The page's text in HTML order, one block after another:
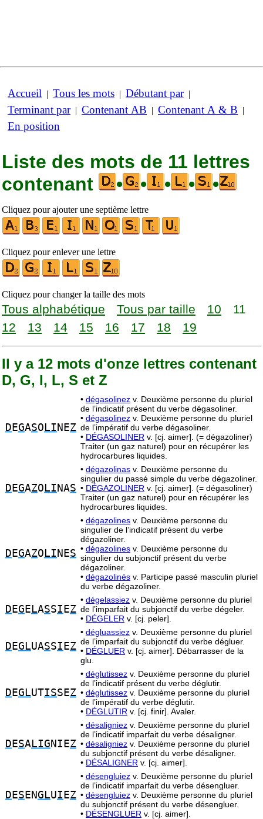
Accueil | Tous les mots | Débutant par|
Terminant par| Contenant AB | Contenant A & B |
En position
Liste des mots de 11 lettres
contenant
• • • • •
Cliquez pour ajouter une septième lettre
Cliquez pour enlever une lettre
Cliquez pour changer la taille des mots
Tous alphabétique Tous par taille 10
11
12
13 14 15 16 17 18 19
Il y a 12 mots d'onze lettres contenant
D, G, I, L, S et Z
D EGASO LI NEZ
• dégasolinez v. Deuxième personne du pluriel
de l’indicatif présent du verbe dégasoliner.
• dégasolinez v. Deuxième personne du pluriel
de l’impératif du verbe dégasoliner.
• DÉGASOLINER v. [cj. aimer]. (= dégazoliner)
Traiter (un gaz naturel) pour en récupérer les
hydrocarbures liquides.
D EGAZO LI NAS
• dégazolinas v. Deuxième personne du
singulier du passé simple du verbe dégazoliner.
• DÉGAZOLINER v. [cj. aimer]. (= dégasoliner)
Traiter (un gaz naturel) pour en récupérer les
hydrocarbures liquides.
D EGAZO LI NES
• dégazolines v. Deuxième personne du
singulier de l’indicatif présent du verbe
dégazoliner.
• dégazolines v. Deuxième personne du
singulier du subjonctif présent du verbe
dégazoliner.
• dégazolinés v. Participe passé masculin pluriel
du verbe dégazoliner.
D EG E LASSI EZ
• dégelassiez v. Deuxième personne du pluriel
de l’imparfait du subjonctif du verbe dégeler.
• DÉGELER v. [cj. peler].
D EGLUASSI EZ
• dégluassiez v. Deuxième personne du pluriel
de l’imparfait du subjonctif du verbe dégluer.
• DÉGLUER v. [cj. aimer]. Débarrasser de la
glu.
D EGLUTISSEZ
• déglutissez v. Deuxième personne du pluriel
de l’indicatif présent du verbe déglutir.
• déglutissez v. Deuxième personne du pluriel
de l’impératif du verbe déglutir.
• DÉGLUTIR v. [cj. finir]. Avaler.
D ESALIG NIEZ
• désaligniez v. Deuxième personne du pluriel
de l’indicatif imparfait du verbe désaligner.
• désaligniez v. Deuxième personne du pluriel
du subjonctif présent du verbe désaligner.
• DÉSALIGNER v. [cj. aimer].
D ES ENGLUI EZ
• désengluiez v. Deuxième personne du pluriel
de l’indicatif imparfait du verbe désengluer.
• désengluiez v. Deuxième personne du pluriel
du subjonctif présent du verbe désengluer.
• DÉSENGLUER v. [cj. aimer].